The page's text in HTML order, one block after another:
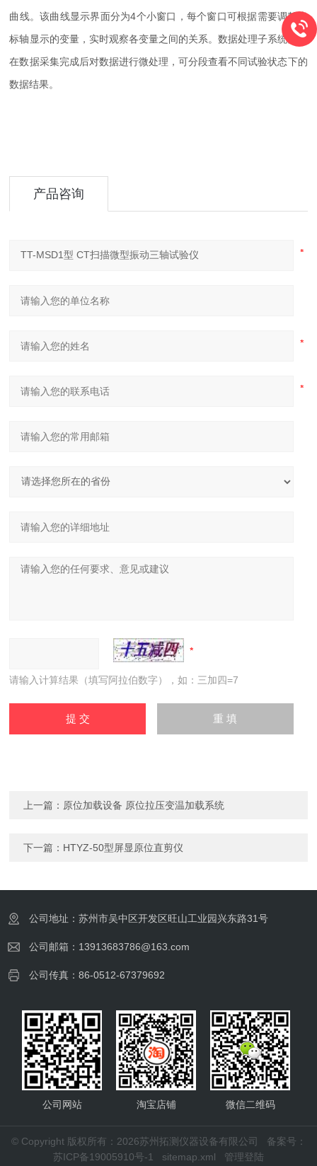
曲线。该曲线显示界面分为4个小窗口，每个窗口可根据需要调整坐
标轴显示的变量，实时观察各变量之间的关系。数据处理子系统则是
在数据采集完成后对数据进行微处理，可分段查看不同试验状态下的
数据结果。
产品咨询
请输入计算结果（填写阿拉伯数字），如：三加四=7
上一篇： 原位加载设备 原位拉压变温加载系统
下一篇： HTYZ-50型屏显原位直剪仪
公司地址：苏州市吴中区开发区旺山工业园兴东路31号
公司邮箱：13913683786@163.com
公司传真：86-0512-67379692
微信二维码
淘宝店铺
公司网站
© Copyright 版权所有：2026苏州拓测仪器设备有限公司 备案号：
苏ICP备19005910号-1
sitemap.xml 管理登陆